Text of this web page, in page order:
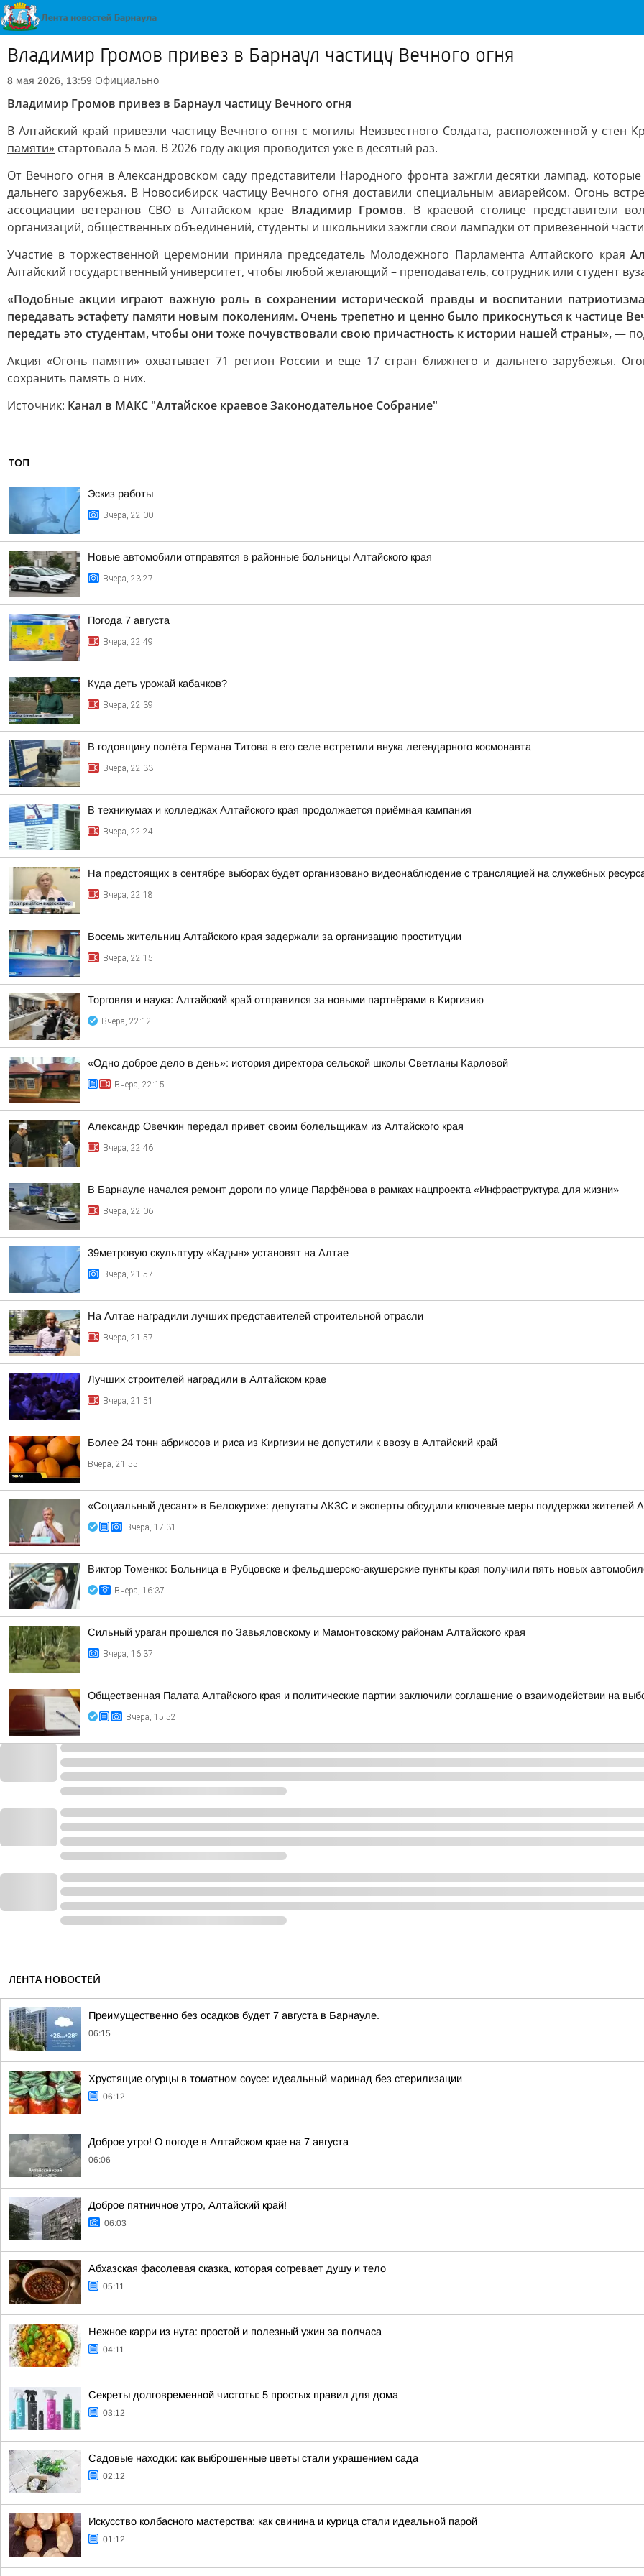
Владимир Громов привез в Барнаул частицу Вечного огня
8 мая 2026, 13:59 Официально
Владимир Громов привез в Барнаул частицу Вечного огня
В Алтайский край привезли частицу Вечного огня с могилы Неизвестного Солдата, расположенной у стен
памяти» стартовала 5 мая. В 2026 году акция проводится уже в десятый раз.
От Вечного огня в Александровском саду представители Народного фронта зажгли десятки лампад,
дальнего зарубежья. В Новосибирск частицу Вечного огня доставили специальным авиарейсом. Огонь
ассоциации ветеранов СВО в Алтайском крае Владимир Громов. В краевой столице представители
организаций, общественных объединений, студенты и школьники зажгли свои лампадки от привезенной
Участие в торжественной церемонии приняла председатель Молодежного Парламента Алтайского края
Алтайский государственный университет, чтобы любой желающий – преподаватель, сотрудник или студент
«Подобные акции играют важную роль в сохранении исторической правды и воспитании
передавать эстафету памяти новым поколениям. Очень трепетно и ценно было прикоснуться к частице
передать это студентам, чтобы они тоже почувствовали свою причастность к истории нашей страны»,—
Акция «Огонь памяти» охватывает 71 регион России и еще 17 стран ближнего и дальнего зарубежья.
сохранить память о них.
Источник: Канал в МАКС "Алтайское краевое Законодательное Собрание"
ТОП
Эскиз работы
Вчера, 22:00
Новые автомобили отправятся в районные больницы Алтайского края
Вчера, 23:27
Погода 7 августа
Вчера, 22:49
Куда деть урожай кабачков?
Вчера, 22:39
В годовщину полёта Германа Титова в его селе встретили внука легендарного космонавта
Вчера, 22:33
В техникумах и колледжах Алтайского края продолжается приёмная кампания
Вчера, 22:24
На предстоящих в сентябре выборах будет организовано видеонаблюдение с трансляцией на служебных
Вчера, 22:18
Восемь жительниц Алтайского края задержали за организацию проституции
Вчера, 22:15
Торговля и наука: Алтайский край отправился за новыми партнёрами в Киргизию
Вчера, 22:12
«Одно доброе дело в день»: история директора сельской школы Светланы Карловой
Вчера, 22:15
Александр Овечкин передал привет своим болельщикам из Алтайского края
Вчера, 22:46
В Барнауле начался ремонт дороги по улице Парфёнова в рамках нацпроекта «Инфраструктура для жизни»
Вчера, 22:06
39метровую скульптуру «Кадын» установят на Алтае
Вчера, 21:57
На Алтае наградили лучших представителей строительной отрасли
Вчера, 21:57
Лучших строителей наградили в Алтайском крае
Вчера, 21:51
Более 24 тонн абрикосов и риса из Киргизии не допустили к ввозу в Алтайский край
Вчера, 21:55
«Социальный десант» в Белокурихе: депутаты АКЗС и эксперты обсудили ключевые меры поддержки жителей
Вчера, 17:31
Виктор Томенко: Больница в Рубцовске и фельдшерско-акушерские пункты края получили пять новых
Вчера, 16:37
Сильный ураган прошелся по Завьяловскому и Мамонтовскому районам Алтайского края
Вчера, 16:37
Общественная Палата Алтайского края и политические партии заключили соглашение о взаимодействии на
Вчера, 15:52
ЛЕНТА НОВОСТЕЙ
Преимущественно без осадков будет 7 августа в Барнауле.
06:15
Хрустящие огурцы в томатном соусе: идеальный маринад без стерилизации
06:12
Доброе утро! О погоде в Алтайском крае на 7 августа
06:06
Доброе пятничное утро, Алтайский край!
06:03
Абхазская фасолевая сказка, которая согревает душу и тело
05:11
Нежное карри из нута: простой и полезный ужин за полчаса
04:11
Секреты долговременной чистоты: 5 простых правил для дома
03:12
Садовые находки: как выброшенные цветы стали украшением сада
02:12
Искусство колбасного мастерства: как свинина и курица стали идеальной парой
01:12